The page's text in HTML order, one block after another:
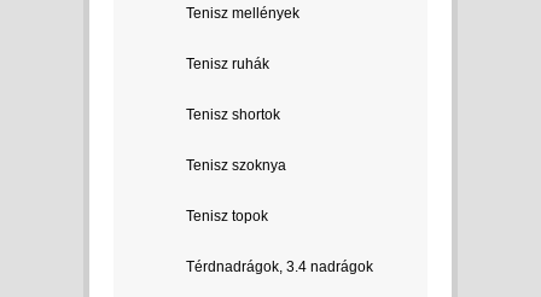
Tenisz mellények
Tenisz ruhák
Tenisz shortok
Tenisz szoknya
Tenisz topok
Térdnadrágok, 3.4 nadrágok